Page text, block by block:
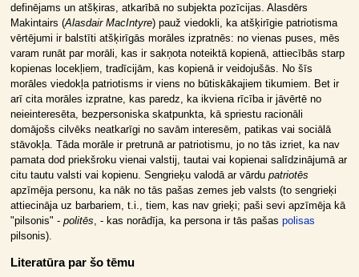
definējams un atšķiras, atkarībā no subjekta pozīcijas. Alasdērs
Makintairs (Alasdair MacIntyre) pauž viedokli, ka atšķirīgie patriotisma
vērtējumi ir balstīti atšķirīgās morāles izpratnēs: no vienas puses, mēs
varam runāt par morāli, kas ir sakņota noteiktā kopienā, attiecībās starp
kopienas locekļiem, tradīcijām, kas kopienā ir veidojušās. No šīs
morāles viedokļa patriotisms ir viens no būtiskākajiem tikumiem. Bet ir
arī cita morāles izpratne, kas paredz, ka ikviena rīcība ir jāvērtē no
neieinteresēta, bezpersoniska skatpunkta, kā spriestu racionāli
domājošs cilvēks neatkarīgi no savām interesēm, patikas vai sociālā
stāvokļa. Tāda morāle ir pretrunā ar patriotismu, jo no tās izriet, ka nav
pamata dod priekšroku vienai valstij, tautai vai kopienai salīdzinājumā ar
citu tautu valsti vai kopienu. Sengrieķu valodā ar vārdu patriotēs
apzīmēja personu, ka nāk no tās pašas zemes jeb valsts (to sengrieķi
attiecināja uz barbariem, t.i., tiem, kas nav grieķi; paši sevi apzīmēja kā
"pilsonis" - politēs, - kas norādīja, ka persona ir tās pašas polisas
pilsonis).
Literatūra par šo tēmu